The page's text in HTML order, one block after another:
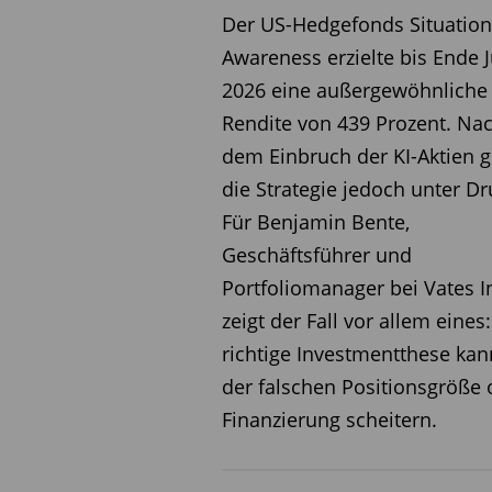
Europaweit inaktives Kapital
Einen wirklichen EU-
grenzüberschreitend
Standort aus
Das Grünbuchenthält
die Kapitalmarktunion
Sie soll gewährleisten, dass
größtmöglichen Nutzen aus
Sie sollte einen
sie Hürden für
eine engere Vernetzung mit
Sie sollte sich auf ein solides
Der US-Hedgefonds
Awareness erzielte bis Ende
2026 eine außergewöhnliche
Rendite von 439 Prozent.
dem Einbruch der KI-Aktien
die Strategie jedoch unter
Für Benjamin Bente,
Geschäftsführer und
Portfoliomanager bei Vates
zeigt der Fall vor allem
richtige Investmentthese
der falschen Positionsgröße
Finanzierung scheitern.